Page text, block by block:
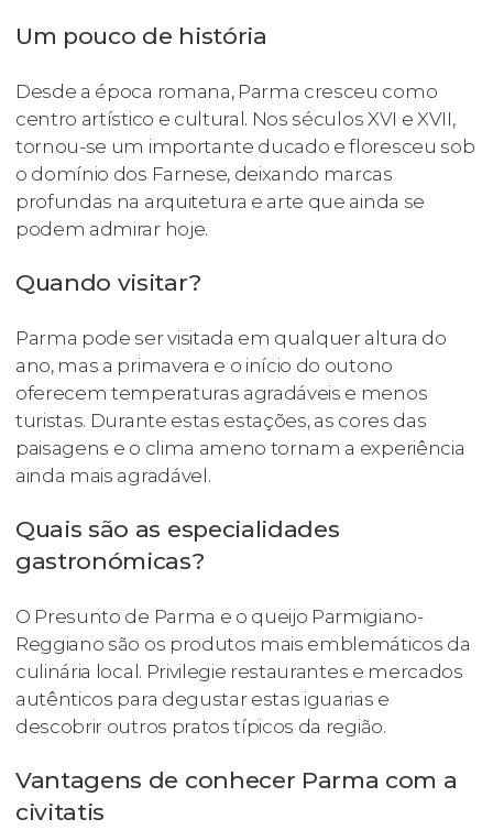
Um pouco de história
Desde a época romana, Parma cresceu como
centro artístico e cultural. Nos séculos XVI e XVII,
tornou-se um importante ducado e floresceu sob
o domínio dos Farnese, deixando marcas
profundas na arquitetura e arte que ainda se
podem admirar hoje.
Quando visitar?
Parma pode ser visitada em qualquer altura do
ano, mas a primavera e o início do outono
oferecem temperaturas agradáveis e menos
turistas. Durante estas estações, as cores das
paisagens e o clima ameno tornam a experiência
ainda mais agradável.
Quais são as especialidades
gastronómicas?
O Presunto de Parma e o queijo Parmigiano-
Reggiano são os produtos mais emblemáticos da
culinária local. Privilegie restaurantes e mercados
autênticos para degustar estas iguarias e
descobrir outros pratos típicos da região.
Vantagens de conhecer Parma com a
civitatis